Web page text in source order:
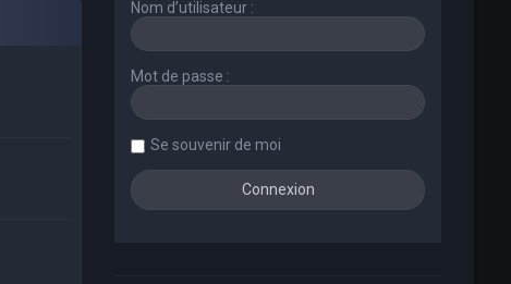
Nom d’utilisateur :
Mot de passe :
Se souvenir de moi